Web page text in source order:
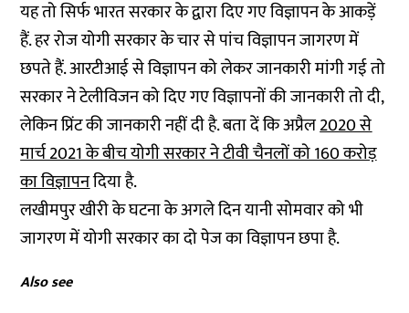
यह तो सिर्फ भारत सरकार के द्वारा दिए गए विज्ञापन के आकड़ें
हैं. हर रोज योगी सरकार के चार से पांच विज्ञापन जागरण में
छपते हैं. आरटीआई से विज्ञापन को लेकर जानकारी मांगी गई तो
सरकार ने टेलीविजन को दिए गए विज्ञापनों की जानकारी तो दी,
लेकिन प्रिंट की जानकारी नहीं दी है. बता दें कि अप्रैल2020 से
मार्च 2021 के बीच योगी सरकार ने टीवी चैनलों को 160 करोड़
का विज्ञापनदिया है.
लखीमपुर खीरी के घटना के अगले दिन यानी सोमवार को भी
जागरण में योगी सरकार का दो पेज का विज्ञापन छपा है.
Also see